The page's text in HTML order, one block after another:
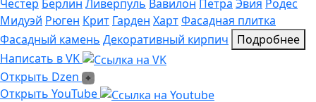
Честер Берлин Ливерпуль Вавилон Петра Эвия Родес
Мидуэй Рюген Крит Гарден ХартФасадная плитка
Фасадный камень Декоративный кирпич
Подробнее
Написать в VK
Написать в VK
Открыть Dzen
Открыть Dzen
Ссылка на Youtube
Открыть YouTube